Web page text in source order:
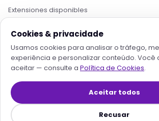
Extensiones disponibles
HERRAMIENTAS
Todas las herramientas
Rollin Setup
Calculadora de costo de LLM
Calculadora de ahorro con IA
Certificado SSL
Cookies & privacidade
Usamos cookies para analisar o tráfego,
experiência e personalizar conteúdo. Você
aceitar — consulte a Política de Cookies.
Recusar
Aceitar todos
Quero conhecer os planos
Migrar pra Rollin Falar com consultor